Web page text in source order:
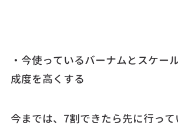
・今使っているバーナムとスケー
成度を高くする
今までは、7割できたら先に行って